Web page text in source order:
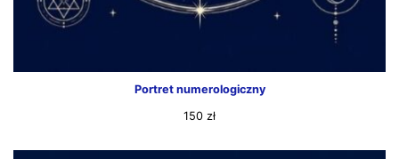
Portret numerologiczny
150 zł